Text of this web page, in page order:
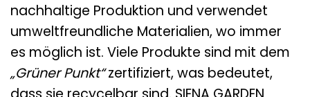
nachhaltige Produktion und verwendet
umweltfreundliche Materialien, wo immer
es möglich ist. Viele Produkte sind mit dem
„Grüner Punkt“zertifiziert, was bedeutet,